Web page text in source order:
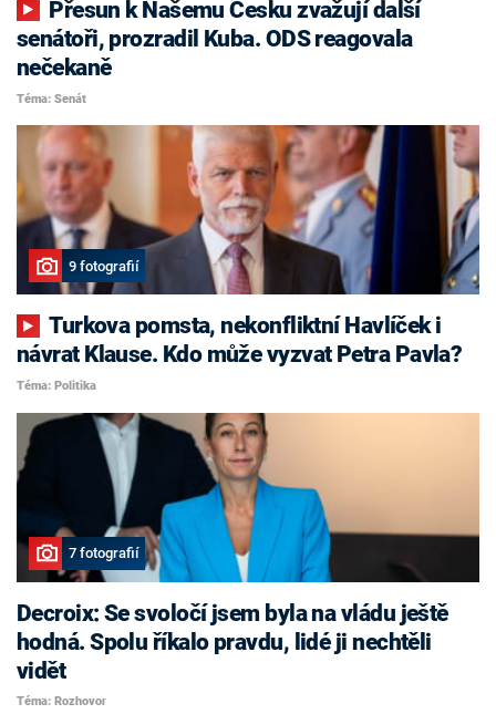
senátoři, prozradil Kuba. ODS reagovala
nečekaně
Téma: Senát
9 fotografií
Turkova pomsta, nekonfliktní Havlíček i
návrat Klause. Kdo může vyzvat Petra Pavla?
Téma: Politika
7 fotografií
Decroix: Se svoločí jsem byla na vládu ještě
hodná. Spolu říkalo pravdu, lidé ji nechtěli
vidět
Téma: Rozhovor